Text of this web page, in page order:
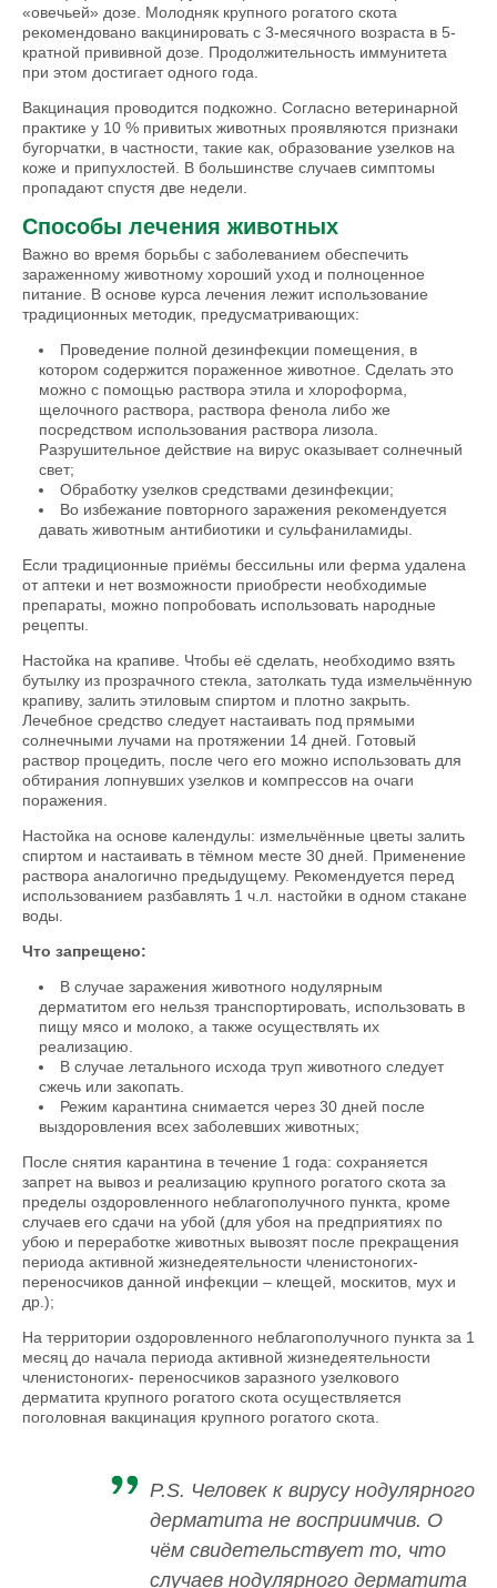
«овечьей» дозе. Молодняк крупного рогатого скота
рекомендовано вакцинировать с 3-месячного возраста в 5-
кратной прививной дозе. Продолжительность иммунитета
при этом достигает одного года.
Вакцинация проводится подкожно. Согласно ветеринарной
практике у 10 % привитых животных проявляются признаки
бугорчатки, в частности, такие как, образование узелков на
коже и припухлостей. В большинстве случаев симптомы
пропадают спустя две недели.
Способы лечения животных
Важно во время борьбы с заболеванием обеспечить
зараженному животному хороший уход и полноценное
питание. В основе курса лечения лежит использование
традиционных методик, предусматривающих:
Проведение полной дезинфекции помещения, в
котором содержится пораженное животное. Сделать это
можно с помощью раствора этила и хлороформа,
щелочного раствора, раствора фенола либо же
посредством использования раствора лизола.
Разрушительное действие на вирус оказывает солнечный
свет;
Обработку узелков средствами дезинфекции;
Во избежание повторного заражения рекомендуется
давать животным антибиотики и сульфаниламиды.
Если традиционные приёмы бессильны или ферма удалена
от аптеки и нет возможности приобрести необходимые
препараты, можно попробовать использовать народные
рецепты.
Настойка на крапиве. Чтобы её сделать, необходимо взять
бутылку из прозрачного стекла, затолкать туда измельчённую
крапиву, залить этиловым спиртом и плотно закрыть.
Лечебное средство следует настаивать под прямыми
солнечными лучами на протяжении 14 дней. Готовый
раствор процедить, после чего его можно использовать для
обтирания лопнувших узелков и компрессов на очаги
поражения.
Настойка на основе календулы: измельчённые цветы залить
спиртом и настаивать в тёмном месте 30 дней. Применение
раствора аналогично предыдущему. Рекомендуется перед
использованием разбавлять 1 ч.л. настойки в одном стакане
воды.
Что запрещено:
В случае заражения животного нодулярным
дерматитом его нельзя транспортировать, использовать в
пищу мясо и молоко, а также осуществлять их
реализацию.
В случае летального исхода труп животного следует
сжечь или закопать.
Режим карантина снимается через 30 дней после
выздоровления всех заболевших животных;
После снятия карантина в течение 1 года: сохраняется
запрет на вывоз и реализацию крупного рогатого скота за
пределы оздоровленного неблагополучного пункта, кроме
случаев его сдачи на убой (для убоя на предприятиях по
убою и переработке животных вывозят после прекращения
периода активной жизнедеятельности членистоногих-
переносчиков данной инфекции – клещей, москитов, мух и
др.);
На территории оздоровленного неблагополучного пункта за 1
месяц до начала периода активной жизнедеятельности
членистоногих- переносчиков заразного узелкового
дерматита крупного рогатого скота осуществляется
поголовная вакцинация крупного рогатого скота.
P.S. Человек к вирусу нодулярного
дерматита не восприимчив. О
чём свидетельствует то, что
случаев нодулярного дерматита